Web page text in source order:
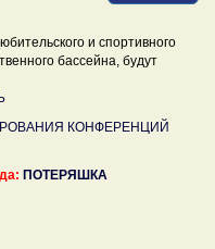
и спортивного
бассейна, будут
КОНФЕРЕНЦИЙ
ПОТЕРЯШКА